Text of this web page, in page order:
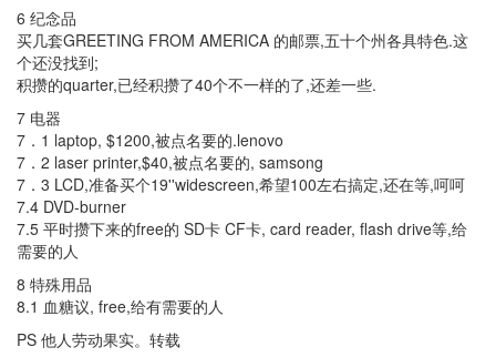
6 纪念品
买几套GREETING FROM AMERICA 的邮票,五十个州各具特色.这
个还没找到;
积攒的quarter,已经积攒了40个不一样的了,还差一些.
7 电器
7．1 laptop, $1200,被点名要的.lenovo
7．2 laser printer,$40,被点名要的, samsong
7．3 LCD,准备买个19''widescreen,希望100左右搞定,还在等,呵呵
7.4 DVD-burner
7.5 平时攒下来的free的 SD卡 CF卡, card reader, flash drive等,给
需要的人
8 特殊用品
8.1 血糖议, free,给有需要的人
PS 他人劳动果实。转载